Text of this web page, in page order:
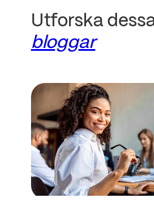
Utforska
bloggar